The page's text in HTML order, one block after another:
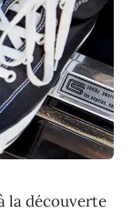
la découverte